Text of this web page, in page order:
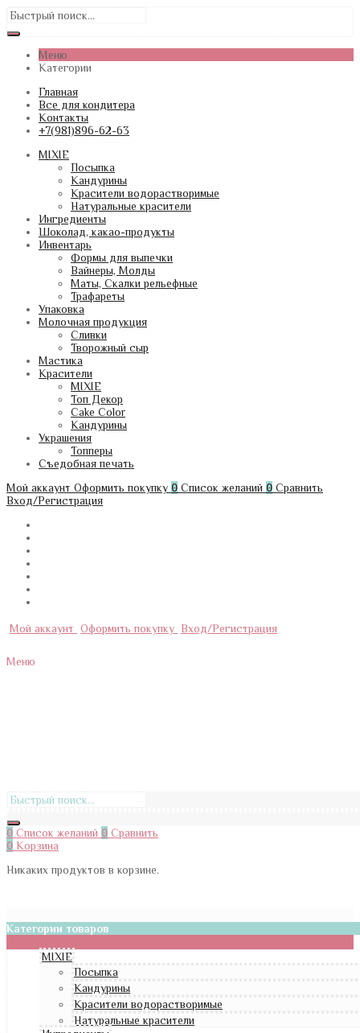
Меню
Категории
Главная
Все для кондитера
Контакты
+7(981)896-62-63
MIXIE
Посыпка
Кандурины
Красители водорастворимые
Натуральные красители
Ингредиенты
Шоколад, какао-продукты
Инвентарь
Формы для выпечки
Вайнеры, Молды
Маты, Скалки рельефные
Трафареты
Упаковка
Молочная продукция
Сливки
Творожный сыр
Мастика
Красители
MIXIE
Топ Декор
Cake Color
Кандурины
Украшения
Топперы
Съедобная печать
Мой аккаунт Оформить покупку 0 Список желаний 0 Сравнить
Вход/Регистрация
Мой аккаунт Оформить покупку Вход/Регистрация
Меню
0 Список желаний 0 Сравнить
0 Корзина
Никаких продуктов в корзине.
Категории товаров
MIXIE
Посыпка
Кандурины
Красители водорастворимые
Натуральные красители